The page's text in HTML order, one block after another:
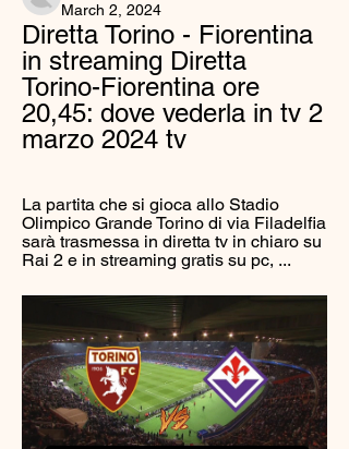
March 2, 2024
Diretta Torino - Fiorentina
in streaming Diretta
Torino-Fiorentina ore
20,45: dove vederla in tv 2
marzo 2024 tv
La partita che si gioca allo Stadio
Olimpico Grande Torino di via Filadelfia
sarà trasmessa in diretta tv in chiaro su
Rai 2 e in streaming gratis su pc, ...